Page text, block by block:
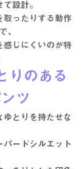
設計。
取ったりする動作
、
感じにくいのが特
りのある
ツ
ゆとりを持たせな
パードシルエット